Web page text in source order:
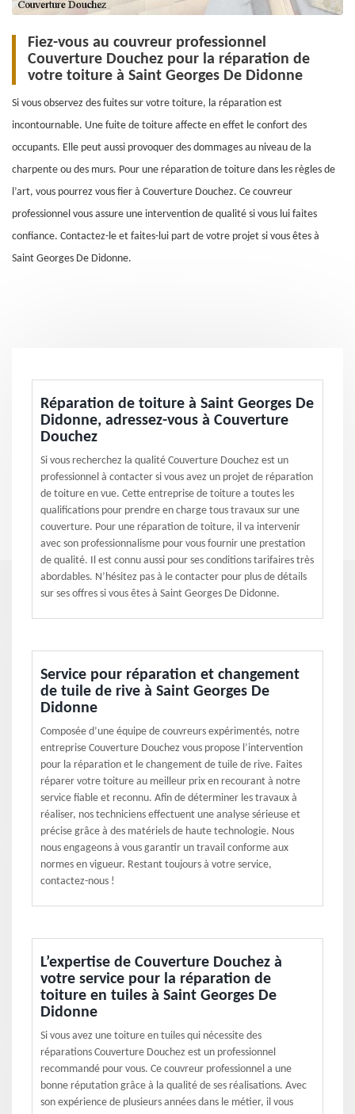
Fiez-vous au couvreur professionnel
Couverture Douchez pour la réparation de
votre toiture à Saint Georges De Didonne
Si vous observez des fuites sur votre toiture, la réparation est
incontournable. Une fuite de toiture affecte en effet le confort des
occupants. Elle peut aussi provoquer des dommages au niveau de la
charpente ou des murs. Pour une réparation de toiture dans les règles de
l’art, vous pourrez vous fier à Couverture Douchez. Ce couvreur
professionnel vous assure une intervention de qualité si vous lui faites
confiance. Contactez-le et faites-lui part de votre projet si vous êtes à
Saint Georges De Didonne.
Réparation de toiture à Saint Georges De
Didonne, adressez-vous à Couverture
Douchez
Si vous recherchez la qualité Couverture Douchez est un
professionnel à contacter si vous avez un projet de réparation
de toiture en vue. Cette entreprise de toiture a toutes les
qualifications pour prendre en charge tous travaux sur une
couverture. Pour une réparation de toiture, il va intervenir
avec son professionnalisme pour vous fournir une prestation
de qualité. Il est connu aussi pour ses conditions tarifaires très
abordables. N’hésitez pas à le contacter pour plus de détails
sur ses offres si vous êtes à Saint Georges De Didonne.
Service pour réparation et changement
de tuile de rive à Saint Georges De
Didonne
Composée d’une équipe de couvreurs expérimentés, notre
entreprise Couverture Douchez vous propose l’intervention
pour la réparation et le changement de tuile de rive. Faites
réparer votre toiture au meilleur prix en recourant à notre
service fiable et reconnu. Afin de déterminer les travaux à
réaliser, nos techniciens effectuent une analyse sérieuse et
précise grâce à des matériels de haute technologie. Nous
nous engageons à vous garantir un travail conforme aux
normes en vigueur. Restant toujours à votre service,
contactez-nous !
L’expertise de Couverture Douchez à
votre service pour la réparation de
toiture en tuiles à Saint Georges De
Didonne
Si vous avez une toiture en tuiles qui nécessite des
réparations Couverture Douchez est un professionnel
recommandé pour vous. Ce couvreur professionnel a une
bonne réputation grâce à la qualité de ses réalisations. Avec
son expérience de plusieurs années dans le métier, il vous